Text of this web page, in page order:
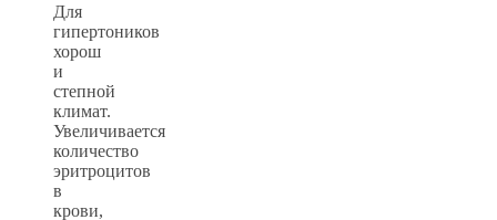
Для
гипертоников
хорош
и
степной
климат.
Увеличивается
количество
эритроцитов
в
крови,